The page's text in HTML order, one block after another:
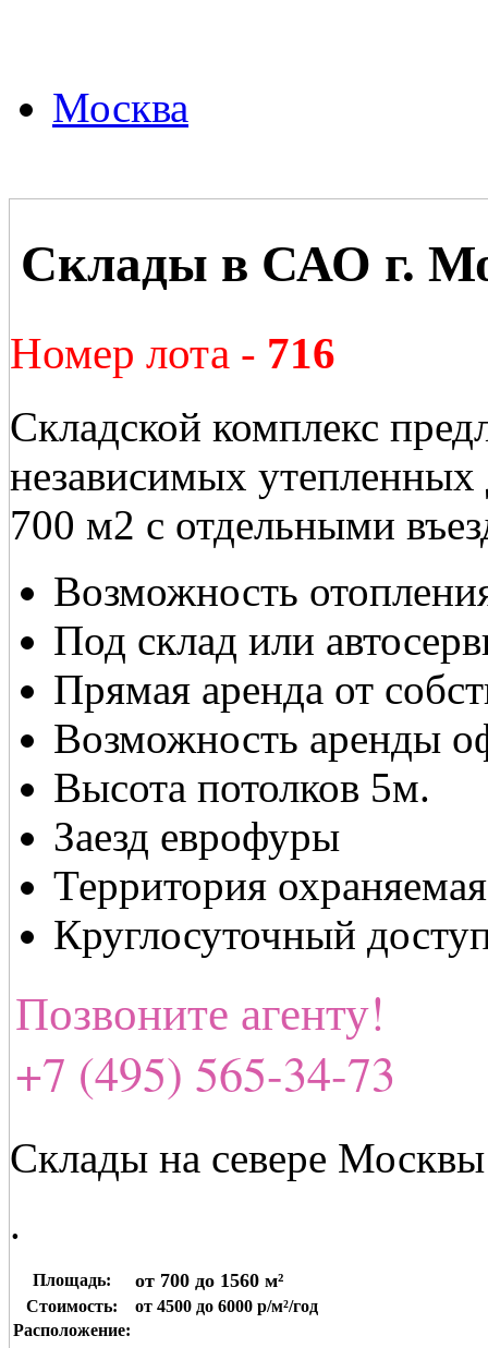
Москва
Склады в САО г.
Номер лота - 716
Складской комплекс
независимых
700 м2 с отдельными
Возможность
Под склад или
Прямая аренда от
Возможность аренды
Высота потолков 5м.
Заезд еврофуры
Территория охраняемая
Круглосуточный
Позвоните агенту!
+7 (495) 565-34-73
Склады на севере Москвы
.
Площадь: от 700 до 1560 м²
Стоимость:
от 4500 до 6000 р/м²/год
Расположение: